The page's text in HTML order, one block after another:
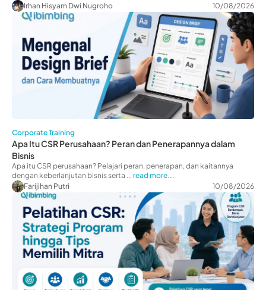
Irhan Hisyam Dwi Nugroho
10/08/2026
Corporate Training
Apa Itu CSR Perusahaan? Peran dan Penerapannya dalam
Bisnis
Apa itu CSR perusahaan? Pelajari peran, penerapan, dan kaitannya
dengan keberlanjutan bisnis serta ... read more...
Farijihan Putri
10/08/2026